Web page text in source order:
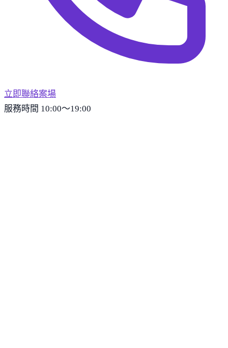
立即聯絡案場
服務時間 10:00～19:00